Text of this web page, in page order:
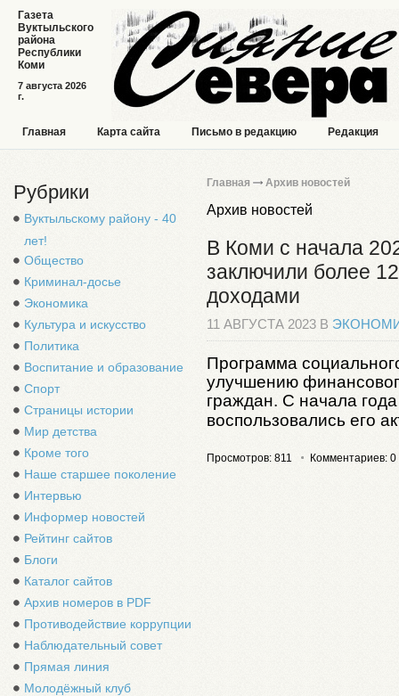
7 августа 2026
г.
Газета
Вуктыльского
района
Республики
Коми
Главная Карта сайта Письмо в редакцию Редакция
Рубрики
Вуктыльскому району - 40
лет!
Общество
Криминал-досье
Экономика
Культура и искусство
Политика
Воспитание и образование
Спорт
Страницы истории
Мир детства
Кроме того
Наше старшее поколение
Интервью
Информер новостей
Рейтинг сайтов
Блоги
Каталог сайтов
Архив номеров в PDF
Противодействие коррупции
Наблюдательный совет
Прямая линия
Молодёжный клуб
Главная Архив новостей
Архив новостей
В Коми с начала
заключили более
доходами
11 АВГУСТА 2023 В
Программа
улучшению
граждан. С начала
воспользовались его
Просмотров: 811 Комментариев: 0